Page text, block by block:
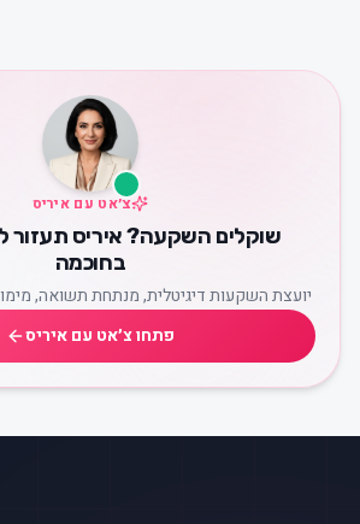
צ׳אט עם איריס
שוקלים השקעה? איריס תעזור
בחוכמה
יועצת השקעות דיגיטלית, מנתחת תשואה,
פתחו צ׳אט עם איריס